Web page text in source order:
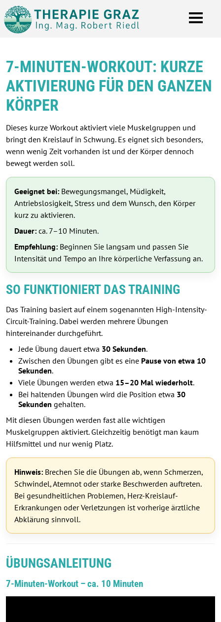
7-MINUTEN-WORKOUT: KURZE
AKTIVIERUNG FÜR DEN GANZEN
KÖRPER
Dieses kurze Workout aktiviert viele Muskelgruppen und
bringt den Kreislauf in Schwung. Es eignet sich besonders,
wenn wenig Zeit vorhanden ist und der Körper dennoch
bewegt werden soll.
Geeignet bei: Bewegungsmangel, Müdigkeit,
Antriebslosigkeit, Stress und dem Wunsch, den Körper
kurz zu aktivieren.
Dauer: ca. 7–10 Minuten.
Empfehlung: Beginnen Sie langsam und passen Sie
Intensität und Tempo an Ihre körperliche Verfassung an.
SO FUNKTIONIERT DAS TRAINING
Das Training basiert auf einem sogenannten High-Intensity-
Circuit-Training. Dabei werden mehrere Übungen
hintereinander durchgeführt.
Jede Übung dauert etwa 30 Sekunden.
Zwischen den Übungen gibt es eine Pause von etwa 10
Sekunden.
Viele Übungen werden etwa 15–20 Mal wiederholt.
Bei haltenden Übungen wird die Position etwa 30
Sekunden gehalten.
Mit diesen Übungen werden fast alle wichtigen
Muskelgruppen aktiviert. Gleichzeitig benötigt man kaum
Hilfsmittel und nur wenig Platz.
Hinweis: Brechen Sie die Übungen ab, wenn Schmerzen,
Schwindel, Atemnot oder starke Beschwerden auftreten.
Bei gesundheitlichen Problemen, Herz-Kreislauf-
Erkrankungen oder Verletzungen ist vorherige ärztliche
Abklärung sinnvoll.
ÜBUNGSANLEITUNG
7-Minuten-Workout – ca. 10 Minuten